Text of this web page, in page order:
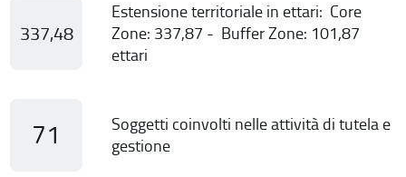
337,48
Estensione territoriale in ettari: Core
Zone: 337,87 - Buffer Zone: 101,87
ettari
71
Soggetti coinvolti nelle attività di tutela e
gestione